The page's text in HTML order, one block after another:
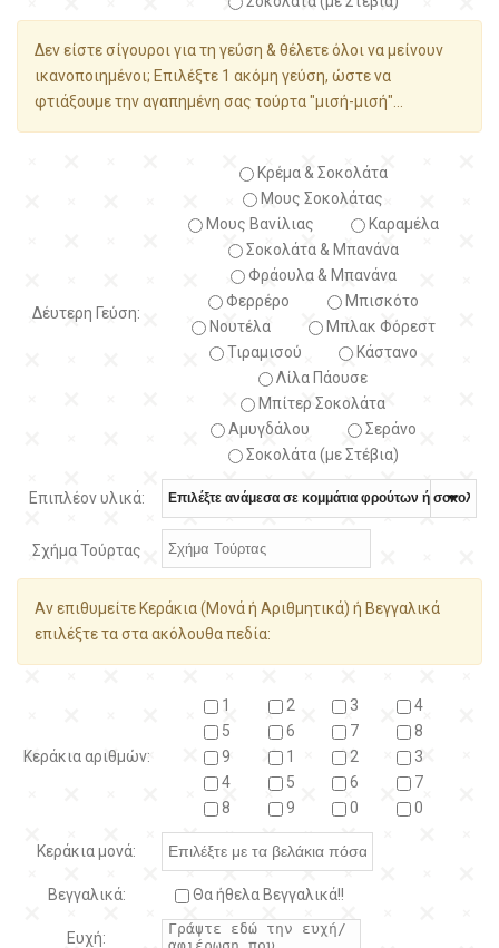
Δεν είστε σίγουροι για τη γεύση & θέλετε όλοι να μείνουν
ικανοποιημένοι; Επιλέξτε 1 ακόμη γεύση, ώστε να
φτιάξουμε την αγαπημένη σας τούρτα "μισή-μισή"...
Δέυτερη Γεύση:
Κρέμα & Σοκολάτα
Μους Σοκολάτας
Μους Βανίλιας
Καραμέλα
Σοκολάτα & Μπανάνα
Φράουλα & Μπανάνα
Φερρέρο
Μπισκότο
Νουτέλα
Μπλακ Φόρεστ
Τιραμισού
Κάστανο
Λίλα Πάουσε
Μπίτερ Σοκολάτα
Αμυγδάλου
Σεράνο
Σοκολάτα (με Στέβια)
Επιπλέον υλικά:
Σχήμα Τούρτας
Αν επιθυμείτε Κεράκια (Μονά ή Αριθμητικά) ή Βεγγαλικά
επιλέξτε τα στα ακόλουθα πεδία:
Κεράκια αριθμών:
1 2 3
4
5
6 7
8
9
1 2
3
4
5 6
7
8
9 0 0
Κεράκια μονά:
Βεγγαλικά: Θα ήθελα Βεγγαλικά!!
Ευχή: